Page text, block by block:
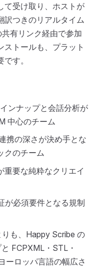
て受け取り、ホストが
訳つきのリアルタイム
有リンク経由で参加
トールも、プラット
す。
ンナップと会話分析が
中心のチーム
携の深さが決め手とな
クのチーム
重要な純粋なクリエイ
が必須要件となる規制
も、Happy Scribe の
FCPXML・STL・
ーロッパ言語の幅広さ